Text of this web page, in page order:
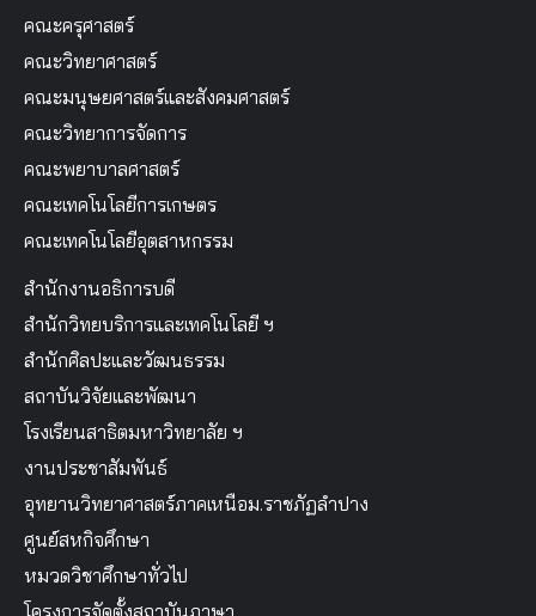
คณะครุศาสตร์
คณะวิทยาศาสตร์
คณะมนุษยศาสตร์และสังคมศาสตร์
คณะวิทยาการจัดการ
คณะพยาบาลศาสตร์
คณะเทคโนโลยีการเกษตร
คณะเทคโนโลยีอุตสาหกรรม
สำนักงานอธิการบดี
สำนักวิทยบริการและเทคโนโลยี ฯ
สำนักศิลปะและวัฒนธรรม
สถาบันวิจัยและพัฒนา
โรงเรียนสาธิตมหาวิทยาลัย ฯ
งานประชาสัมพันธ์
อุทยานวิทยาศาสตร์ภาคเหนือม.ราชภัฏลำปาง
ศูนย์สหกิจศึกษา
หมวดวิชาศึกษาทั่วไป
โครงการจัดตั้งสถาบันภาษา